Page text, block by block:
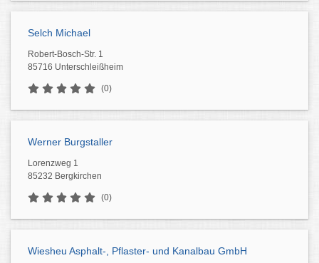
Selch Michael
Robert-Bosch-Str. 1
85716 Unterschleißheim
(0)
Werner Burgstaller
Lorenzweg 1
85232 Bergkirchen
(0)
Wiesheu Asphalt-, Pflaster- und Kanalbau GmbH